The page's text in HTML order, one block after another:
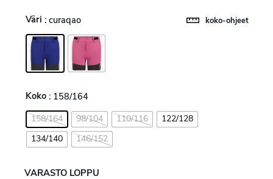
Väri : curaqao
Koko : 158/164
158/164 98/104 110/116 122/128
134/140 146/152
koko-ohjeet
VARASTO LOPPU